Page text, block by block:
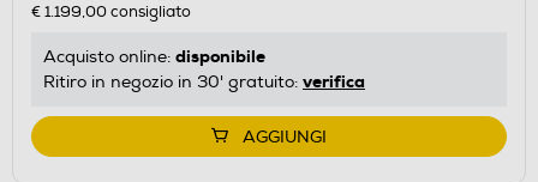
€ 1.199,00consigliato
Acquisto online: disponibile
Ritiro in negozio in 30' gratuito: verifica
AGGIUNGI